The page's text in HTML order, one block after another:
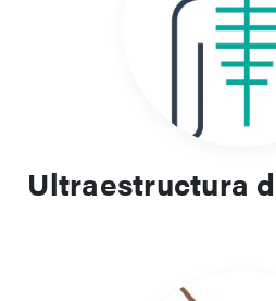
Ultraestructura